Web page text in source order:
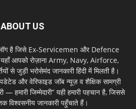
ABOUT US
है जिसे Ex‑Servicemen और Defence
आपको रोज़ाना Army, Navy, Airforce,
से जुड़ी भरोसेमंद जानकारी हिंदी में मिलती है।
और वेरिफाइड जॉब न्यूज़ व शैक्षिक सामग्री
हमारी जिम्मेदारी” यही हमारी पहचान है, जिससे
विश्वसनीय जानकारी पहुँचाते हैं।